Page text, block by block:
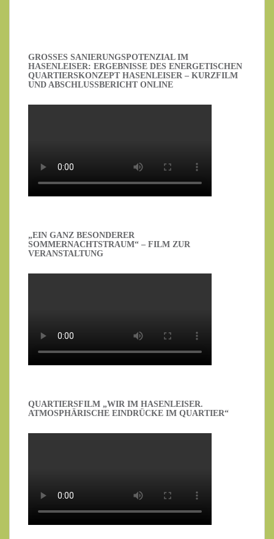
GROSSES SANIERUNGSPOTENZIAL IM H
ASENLEISER: ERGEBNISSE DES ENERGETISCHEN Q
UARTIERSKONZEPT HASENLEISER – KURZFILM U
ND ABSCHLUSSBERICHT ONLINE
„EIN GANZ BESONDERER
SOMMERNACHTSTRAUM“ – FILM ZUR
VERANSTALTUNG
QUARTIERSFILM „WIR IM HASENLEISER.
ATMOSPHÄRISCHE EINDRÜCKE IM QUARTIER“